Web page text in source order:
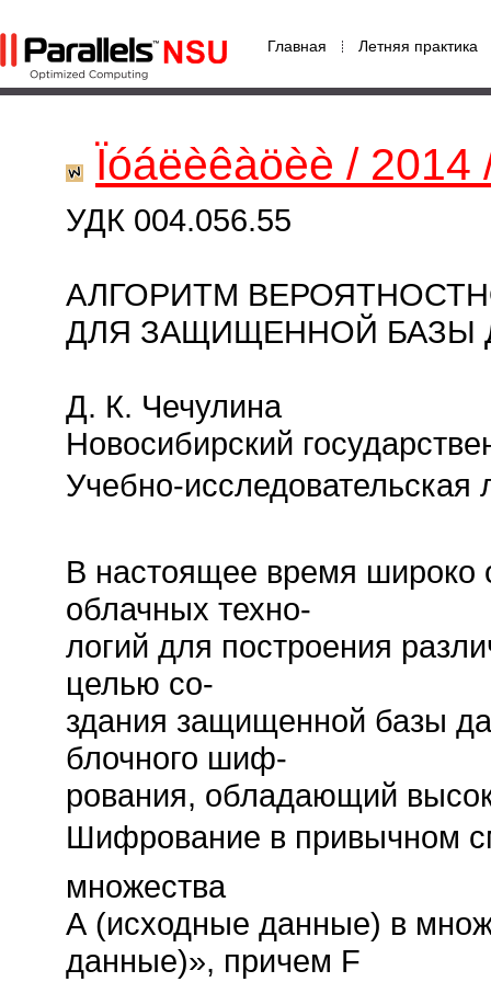
Главная Летняя практика
Ïóáëèêàöèè / 2014
УДК 004.056.55
АЛГОРИТМ
ДЛЯ ЗАЩИЩЕННОЙ БАЗЫ
Д. К. Чечулина
Новосибирский
Учебно-исследовательская
В настоящее время широко
облачных техно-
логий для построения
целью со-
здания защищенной базы
блочного шиф-
рования, обладающий
Шифрование в привычном
множества
A (исходные данные) в
данные)», причем F